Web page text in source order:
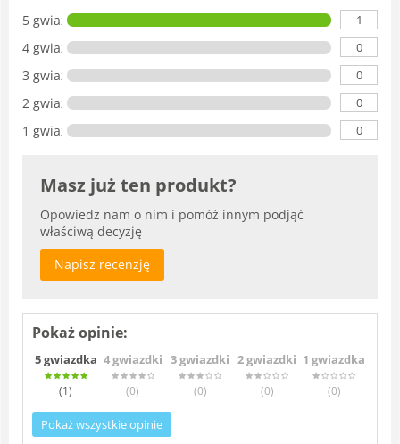
5 gwiazdka 1
4 gwiazdki 0
3 gwiazdki 0
2 gwiazdki 0
1 gwiazdka 0
Masz już ten produkt?
Opowiedz nam o nim i pomóż innym podjąć
właściwą decyzję
Napisz recenzję
Pokaż opinie:
5 gwiazdka
(1)
4 gwiazdki
(0)
3 gwiazdki
(0)
2 gwiazdki
(0)
1 gwiazdka
(0)
Pokaż wszystkie opinie